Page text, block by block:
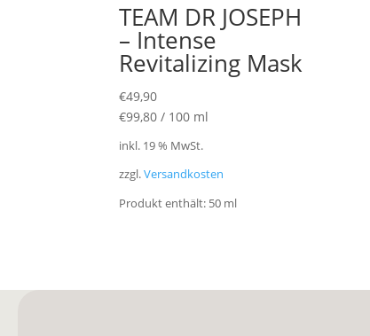
TEAM DR JOSEPH
– Intense
Revitalizing Mask
€49,90
€99,80 / 100 ml
inkl. 19 % MwSt.
zzgl.Versandkosten
Produkt enthält: 50 ml